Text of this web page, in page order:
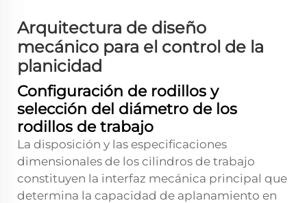
Arquitectura de diseño
mecánico para el control de la
planicidad
Configuración de rodillos y
selección del diámetro de los
rodillos de trabajo
La disposición y las especificaciones
dimensionales de los cilindros de trabajo
constituyen la interfaz mecánica principal que
determina la capacidad de aplanamiento en